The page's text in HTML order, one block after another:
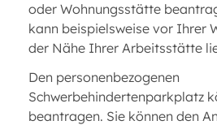
oder Wohnungsstätte
kann beispielsweise vor Ihrer
der Nähe Ihrer Arbeitsstätte
Den personenbezogenen
Schwerbehindertenparkplatz
beantragen. Sie können den